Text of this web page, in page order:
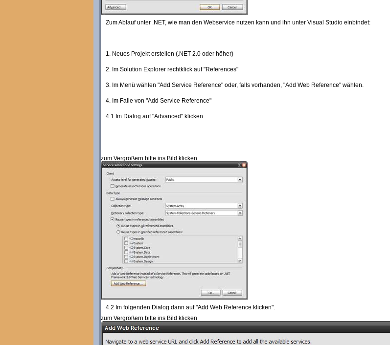
Zum Ablauf unter .NET, wie man den Webservice nutzen kann und ihn unter Visual Studio einbindet:
1. Neues Projekt erstellen (.NET 2.0 oder höher)
2. Im Solution Explorer rechtklick auf "References"
3. Im Menü wählen "Add Service Reference" oder, falls vorhanden, "Add Web Reference" wählen.
4. Im Falle von "Add Service Reference"
4.1 Im Dialog auf "Advanced" klicken.
zum Vergrößern bitte ins Bild klicken
4.2 Im folgenden Dialog dann auf "Add Web Reference klicken".
zum Vergrößern bitte ins Bild klicken